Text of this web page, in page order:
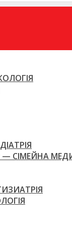
— СІМЕЙНА